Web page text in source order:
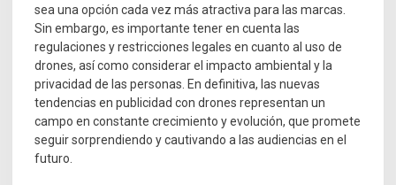
sea una opción cada vez más atractiva para las marcas.
Sin embargo, es importante tener en cuenta las
regulaciones y restricciones legales en cuanto al uso de
drones, así como considerar el impacto ambiental y la
privacidad de las personas. En definitiva, las nuevas
tendencias en publicidad con drones representan un
campo en constante crecimiento y evolución, que promete
seguir sorprendiendo y cautivando a las audiencias en el
futuro.